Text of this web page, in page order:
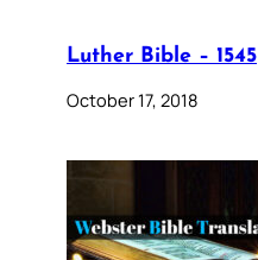
Luther Bible – 1545
October 17, 2018